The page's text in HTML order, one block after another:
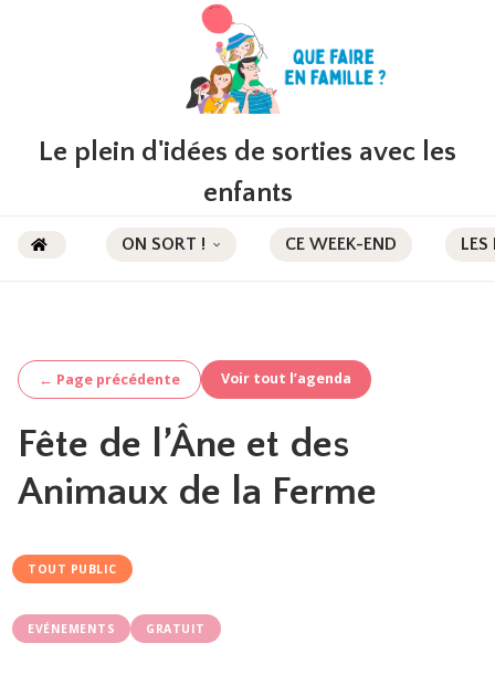
Le plein d'idées de sorties avec les
enfants
ON SORT ! CE WEEK-END LES
← Page précédente Voir tout l’agenda
Fête de l’Âne et des
Animaux de la Ferme
TOUT PUBLIC
EVÉNEMENTS GRATUIT